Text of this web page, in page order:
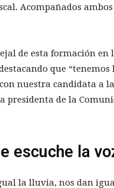
Acompañados
de esta formación
que
nuestra candidata a
presidenta de la
escuche la
la lluvia, nos dan